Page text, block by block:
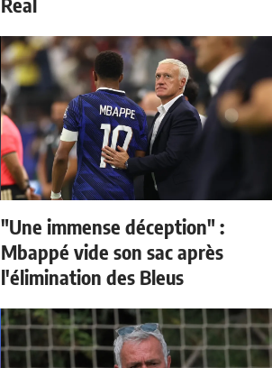
"Une immense déception" :
Mbappé vide son sac après
l'élimination des Bleus